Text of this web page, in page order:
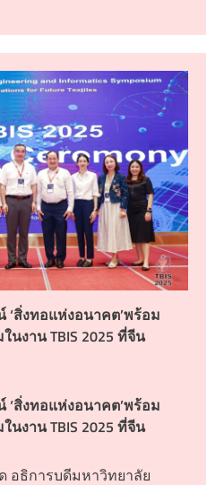
‘สิ่งทอแห่งอนาคต’พร้อม
นงาน TBIS 2025 ที่จีน
‘สิ่งทอแห่งอนาคต’พร้อม
นงาน TBIS 2025 ที่จีน
อธิการบดีมหาวิทยาลัย